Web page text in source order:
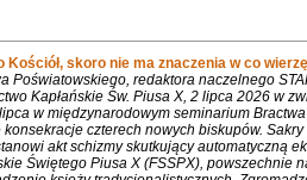
Kościół, skoro nie ma znaczenia w co
Poświatowskiego, redaktora naczelnego
Kapłańskie Św. Piusa X, 2 lipca 2026 w
w międzynarodowym seminarium
konsekracje czterech nowych biskupów.
akt schizmy skutkujący automatyczną
Świętego Piusa X (FSSPX), powszechnie